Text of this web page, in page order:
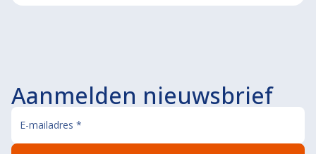
Aanmelden nieuwsbrief